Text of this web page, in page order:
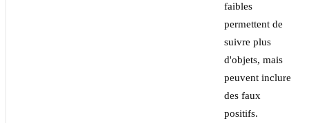
faibles
permettent de
suivre plus
d'objets, mais
peuvent inclure
des faux
positifs.